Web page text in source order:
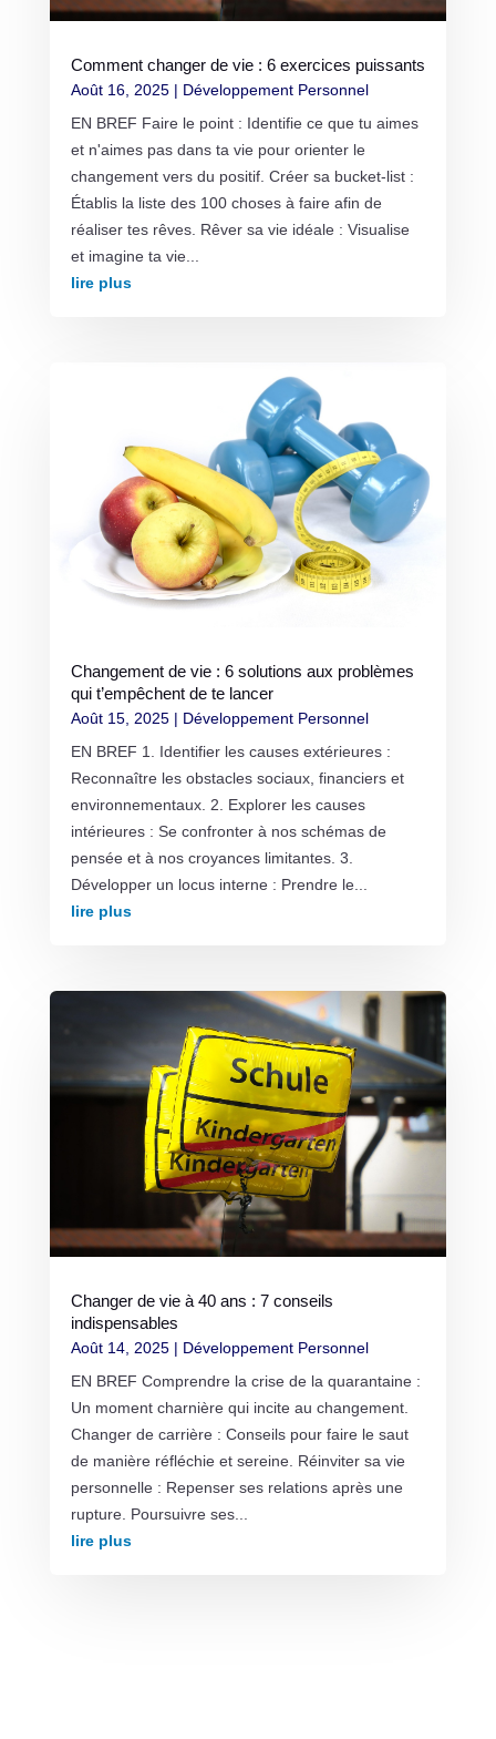
Comment changer de vie : 6 exercices puissants
Août 16, 2025| Développement Personnel
EN BREF Faire le point : Identifie ce que tu aimes
et n'aimes pas dans ta vie pour orienter le
changement vers du positif. Créer sa bucket-list :
Établis la liste des 100 choses à faire afin de
réaliser tes rêves. Rêver sa vie idéale : Visualise
et imagine ta vie...
lire plus
Changement de vie : 6 solutions aux problèmes
qui t’empêchent de te lancer
Août 15, 2025| Développement Personnel
EN BREF 1. Identifier les causes extérieures :
Reconnaître les obstacles sociaux, financiers et
environnementaux. 2. Explorer les causes
intérieures : Se confronter à nos schémas de
pensée et à nos croyances limitantes. 3.
Développer un locus interne : Prendre le...
lire plus
Changer de vie à 40 ans : 7 conseils
indispensables
Août 14, 2025| Développement Personnel
EN BREF Comprendre la crise de la quarantaine :
Un moment charnière qui incite au changement.
Changer de carrière : Conseils pour faire le saut
de manière réfléchie et sereine. Réinviter sa vie
personnelle : Repenser ses relations après une
rupture. Poursuivre ses...
lire plus